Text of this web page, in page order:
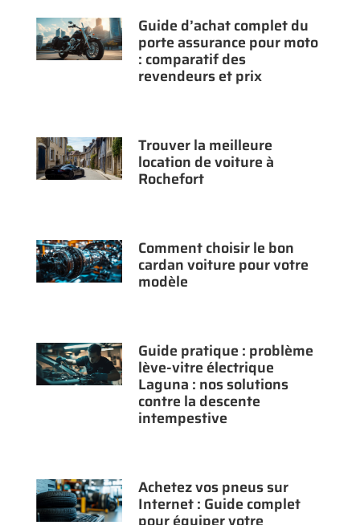
Guide d’achat complet du
porte assurance pour moto
: comparatif des
revendeurs et prix
Trouver la meilleure
location de voiture à
Rochefort
Comment choisir le bon
cardan voiture pour votre
modèle
Guide pratique : problème
lève-vitre électrique
Laguna : nos solutions
contre la descente
intempestive
Achetez vos pneus sur
Internet : Guide complet